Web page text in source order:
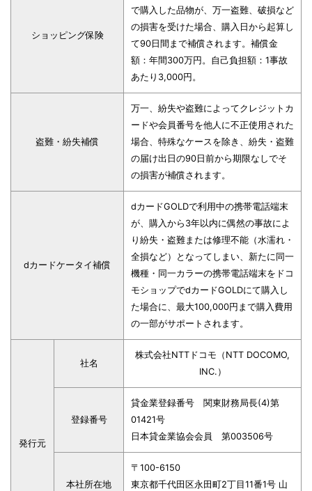
ショッピング保険
で購入した品物が、万一盗難、破損など
の損害を受けた場合、購入日から起算し
て90日間まで補償されます。補償金
額：年間300万円。自己負担額：1事故
あたり3,000円。
盗難・紛失補償
万一、紛失や盗難によってクレジットカ
ードや会員番号を他人に不正使用された
場合、特殊なケースを除き、紛失・盗難
の届け出日の90日前から期限なしでそ
の損害が補償されます。
dカードケータイ補償
dカードGOLDで利用中の携帯電話端末
が、購入から3年以内に偶然の事故によ
り紛失・盗難または修理不能（水濡れ・
全損など）となってしまい、新たに同一
機種・同一カラーの携帯電話端末をドコ
モショップでdカードGOLDにて購入し
た場合に、最大100,000円まで購入費用
の一部がサポートされます。
発行元
社名
株式会社NTTドコモ（NTT DOCOMO,
INC.）
登録番号
貸金業登録番号 関東財務局長(4)第
01421号
日本貸金業協会会員 第003506号
本社所在地
〒100-6150
東京都千代田区永田町2丁目11番1号 山